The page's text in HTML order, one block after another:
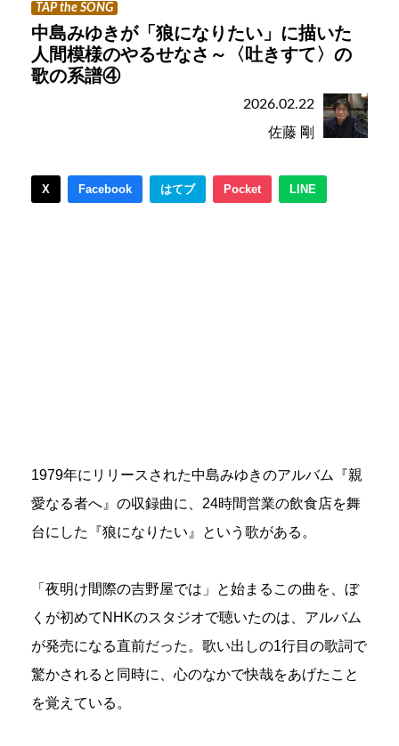
TAP the SONG
中島みゆきが「狼になりたい」に描いた
人間模様のやるせなさ～〈吐きすて〉の
歌の系譜④
2026.02.22
佐藤 剛
X Facebook はてブ Pocket LINE
1979年にリリースされた中島みゆきのアルバム『親
愛なる者へ』の収録曲に、24時間営業の飲食店を舞
台にした『狼になりたい』という歌がある。
「夜明け間際の吉野屋では」と始まるこの曲を、ぼ
くが初めてNHKのスタジオで聴いたのは、アルバム
が発売になる直前だった。歌い出しの1行目の歌詞で
驚かされると同時に、心のなかで快哉をあげたこと
を覚えている。